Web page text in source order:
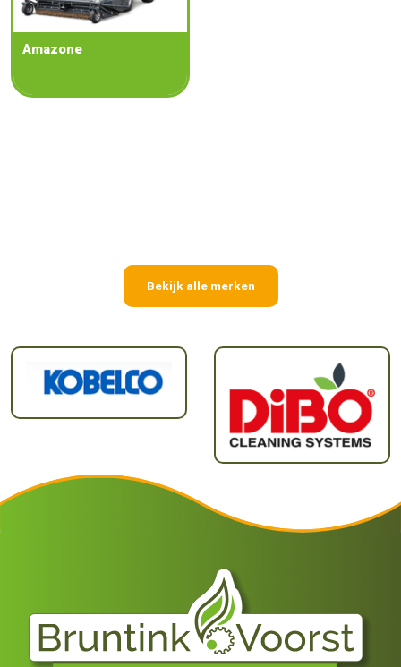
Amazone
Bekijk alle merken